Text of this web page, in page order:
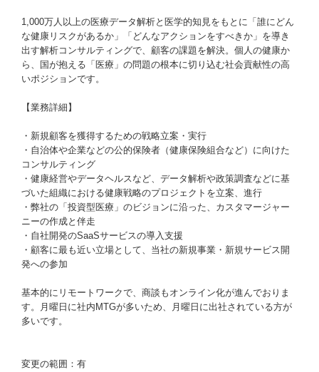
1,000万人以上の医療データ解析と医学的知見をもとに「誰にどん
な健康リスクがあるか」「どんなアクションをすべきか」を導き
出す解析コンサルティングで、顧客の課題を解決。個人の健康か
ら、国が抱える「医療」の問題の根本に切り込む社会貢献性の高
いポジションです。
【業務詳細】
・新規顧客を獲得するための戦略立案・実行
・自治体や企業などの公的保険者（健康保険組合など）に向けた
コンサルティング
・健康経営やデータヘルスなど、データ解析や政策調査などに基
づいた組織における健康戦略のプロジェクトを立案、進行
・弊社の「投資型医療」のビジョンに沿った、カスタマージャー
ニーの作成と伴走
・自社開発のSaaSサービスの導入支援
・顧客に最も近い立場として、当社の新規事業・新規サービス開
発への参加
基本的にリモートワークで、商談もオンライン化が進んでおりま
す。月曜日に社内MTGが多いため、月曜日に出社されている方が
多いです。
変更の範囲：有